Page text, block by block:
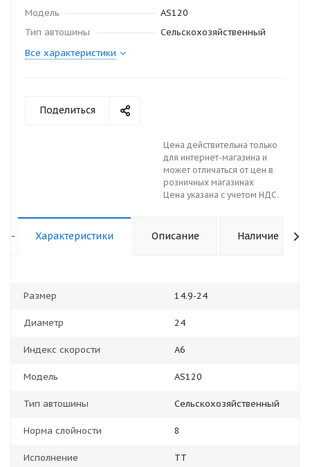
Модель
AS120
Тип автошины
Сельскохозяйственный
Все характеристики
Поделиться
Цена действительна только
для интернет-магазина и
может отличаться от цен в
розничных магазинах
Цена указана с учетом НДС.
- Характеристики Описание Наличие
Размер 14.9-24
Диаметр 24
Индекс скорости A6
Модель AS120
Тип автошины Сельскохозяйственный
Норма слойности 8
Исполнение TT